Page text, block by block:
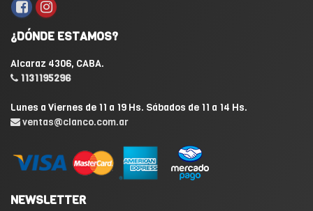
¿DÓNDE ESTAMOS?
Alcaraz 4306, CABA.
1131195296
Lunes a Viernes de 11 a 19 Hs. Sábados de 11 a 14 Hs.
ventas@clanco.com.ar
NEWSLETTER